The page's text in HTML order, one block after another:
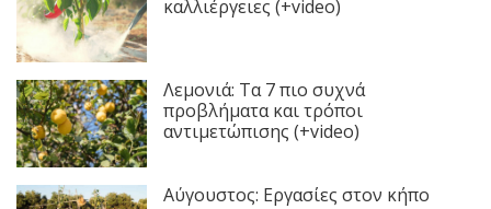
καλλιέργειες (+video)
Λεμονιά: Τα 7 πιο συχνά
προβλήματα και τρόποι
αντιμετώπισης (+video)
Αύγουστος: Εργασίες στον κήπο